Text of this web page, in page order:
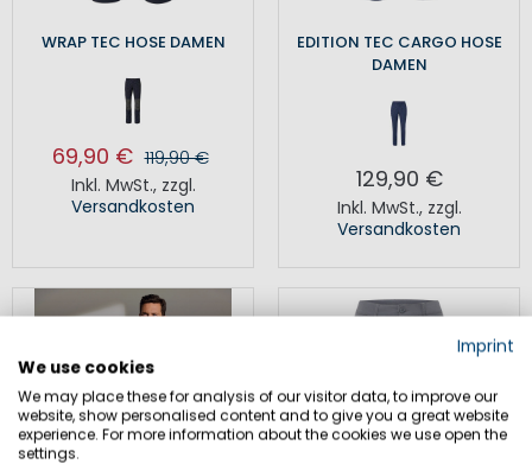
WRAP TEC HOSE DAMEN
69,90 € 119,90 €
Inkl. MwSt., zzgl.
Versandkosten
EDITION TEC CARGO HOSE
DAMEN
129,90 €
Inkl. MwSt., zzgl.
Versandkosten
Imprint
We use cookies
We may place these for analysis of our visitor data, to improve our
website, show personalised content and to give you a great website
experience. For more information about the cookies we use open the
settings.